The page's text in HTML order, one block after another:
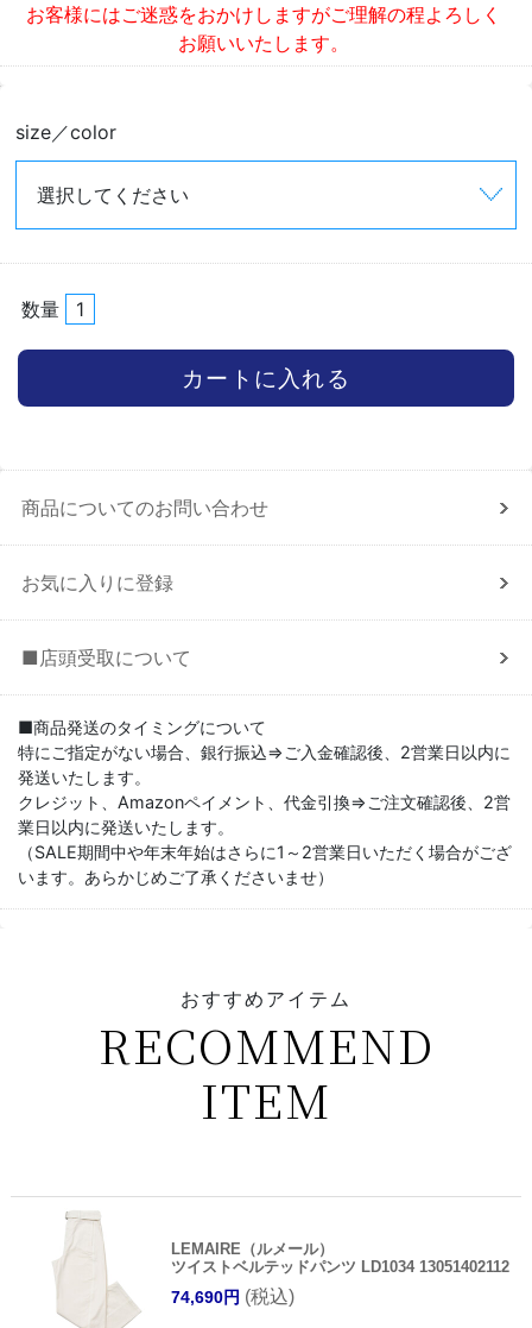
お客様にはご迷惑をおかけしますがご理解の程よろしく
お願いいたします。
size／color
数量
商品についてのお問い合わせ
お気に入りに登録
■店頭受取について
■商品発送のタイミングについて
特にご指定がない場合、銀行振込⇒ご入金確認後、2営業日以内に
発送いたします。
クレジット、Amazonペイメント、代金引換⇒ご注文確認後、2営
業日以内に発送いたします。
（SALE期間中や年末年始はさらに1～2営業日いただく場合がござ
います。あらかじめご了承くださいませ）
おすすめアイテム
RECOMMEND
ITEM
LEMAIRE（ルメール）
ツイストベルテッドパンツ LD1034 13051402112
74,690円 (税込)